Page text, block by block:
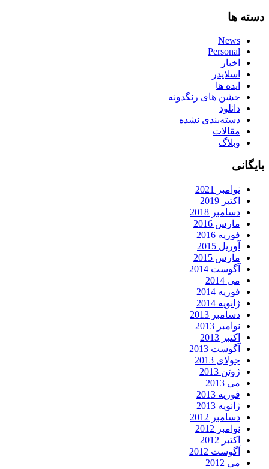
دسته ها
News
Personal
اخبار
اسلایدر
ایده ها
جشن های رنگدونه
دانلود
دسته‌بندی نشده
مقالات
وبلاگ
بایگانی
نوامبر 2021
اکتبر 2019
دسامبر 2018
مارس 2016
فوریه 2016
آوریل 2015
مارس 2015
آگوست 2014
می 2014
فوریه 2014
ژانویه 2014
دسامبر 2013
نوامبر 2013
اکتبر 2013
آگوست 2013
جولای 2013
ژوئن 2013
می 2013
فوریه 2013
ژانویه 2013
دسامبر 2012
نوامبر 2012
اکتبر 2012
آگوست 2012
می 2012